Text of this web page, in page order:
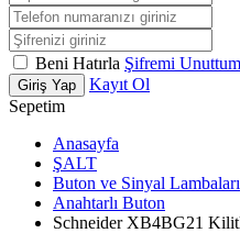
Beni Hatırla Şifremi Unuttum
Giriş Yap
Kayıt Ol
Sepetim
Anasayfa
ŞALT
Buton ve Sinyal Lambaları
Anahtarlı Buton
Schneider XB4BG21